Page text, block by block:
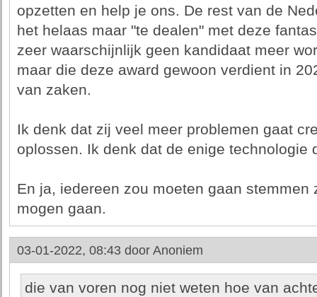
opzetten en help je ons. De rest van de
het helaas maar "te dealen" met deze
zeer waarschijnlijk geen kandidaat meer
maar die deze award gewoon verdient in
van zaken.
Ik denk dat zij veel meer problemen gaat
oplossen. Ik denk dat de enige technologie
En ja, iedereen zou moeten gaan
mogen gaan.
03-01-2022, 08:43 door Anoniem
die van voren nog niet weten hoe van